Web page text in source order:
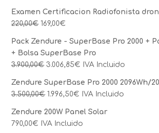
Examen Certificacion Radiofonista
220,00€ 169,00€
Pack Zendure - SuperBase Pro 2000 +
+ Bolsa SuperBase Pro
3.900,00€ 3.006,85€ IVA Incluido
Zendure SuperBase Pro 2000 2096Wh/
3.500,00€ 1.996,50€ IVA Incluido
Zendure 200W Panel Solar
790,00€ IVA Incluido